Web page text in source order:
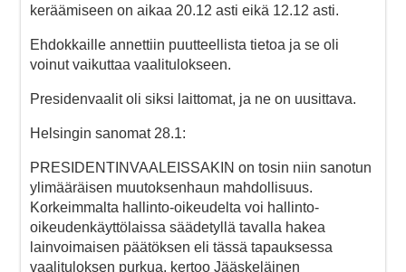
keräämiseen on aikaa 20.12 asti eikä 12.12 asti.
Ehdokkaille annettiin puutteellista tietoa ja se oli
voinut vaikuttaa vaalitulokseen.
Presidenvaalit oli siksi laittomat, ja ne on uusittava.
Helsingin sanomat 28.1:
PRESIDENTINVAALEISSAKIN on tosin niin sanotun
ylimääräisen muutoksenhaun mahdollisuus.
Korkeimmalta hallinto-oikeudelta voi hallinto-
oikeudenkäyttölaissa säädetyllä tavalla hakea
lainvoimaisen päätöksen eli tässä tapauksessa
vaalituloksen purkua, kertoo Jääskeläinen